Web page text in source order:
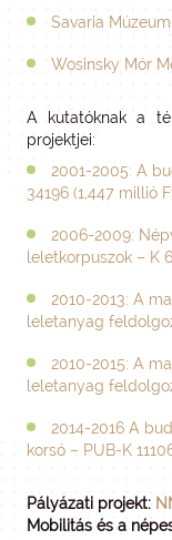
Savaria
Wosinsky Mór
A kutatóknak a
projektjei:
2001-2005: A
34196 (1,447 millió
2006-2009:
leletkorpuszok – K
2010-2013: A
leletanyag
2010-2015: A
leletanyag
2014-2016 A
korsó – PUB-K
Pályázati projekt:
Mobilitás és a